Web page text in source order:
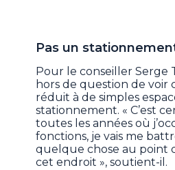
Pas un
Pour le conseiller Serge
hors de question de voir
réduit à de simples
stationnement. « C’est
toutes les années où
fonctions, je vais me
quelque chose au point
cet endroit », soutient-il.